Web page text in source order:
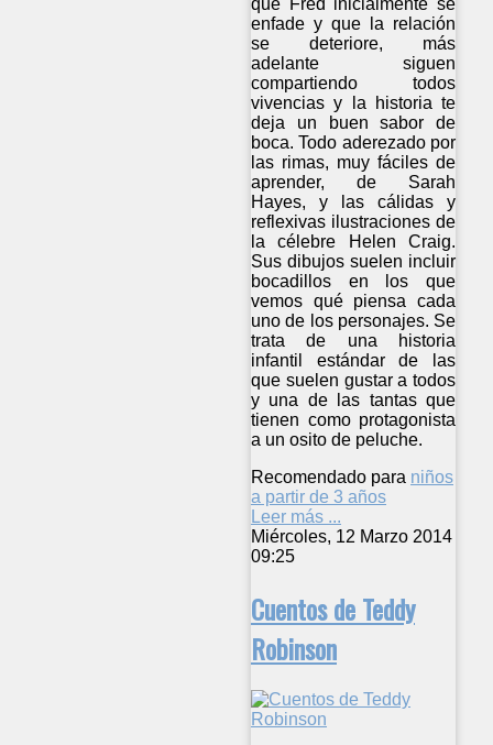
enfade y que la relación
se deteriore, más
adelante siguen
compartiendo todos
vivencias y la historia te
deja un buen sabor de
boca. Todo aderezado por
las rimas, muy fáciles de
aprender, de Sarah
Hayes, y las cálidas y
reflexivas ilustraciones de
la célebre Helen Craig.
Sus dibujos suelen incluir
bocadillos en los que
vemos qué piensa cada
uno de los personajes. Se
trata de una historia
infantil estándar de las
que suelen gustar a todos
y una de las tantas que
tienen como protagonista
a un osito de peluche.
Recomendado para niños
a partir de 3 años
Leer más ...
Miércoles, 12 Marzo 2014
09:25
Cuentos de Teddy
Robinson